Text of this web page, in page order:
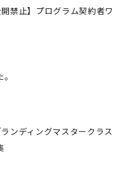
禁止】プログラム契約者ワ
ンディングマスタークラス